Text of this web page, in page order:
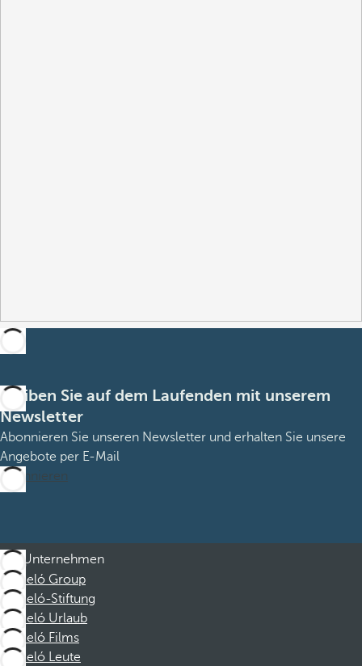
Bleiben Sie auf dem Laufenden mit unserem
Newsletter
Abonnieren Sie unseren Newsletter und erhalten Sie unsere
Angebote per E-Mail
Abonnieren
Unternehmen
Barceló Group
Barceló-Stiftung
Barceló Urlaub
Barceló Films
Barceló Leute